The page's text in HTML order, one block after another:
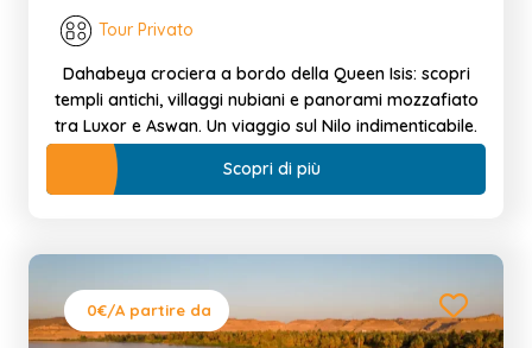
Tour Privato
Dahabeya crociera a bordo della Queen Isis: scopri
templi antichi, villaggi nubiani e panorami mozzafiato
tra Luxor e Aswan. Un viaggio sul Nilo indimenticabile.
Scopri di più
0€/A partire da